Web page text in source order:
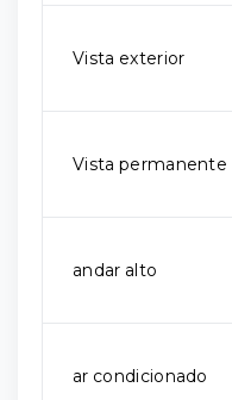
Vista exterior
Vista permanente
andar alto
ar condicionado